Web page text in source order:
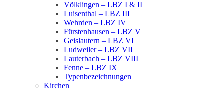
Völklingen – LBZ I & II
Luisenthal – LBZ III
Wehrden – LBZ IV
Fürstenhausen – LBZ V
Geislautern – LBZ VI
Ludweiler – LBZ VII
Lauterbach – LBZ VIII
Fenne – LBZ IX
Typenbezeichnungen
Kirchen